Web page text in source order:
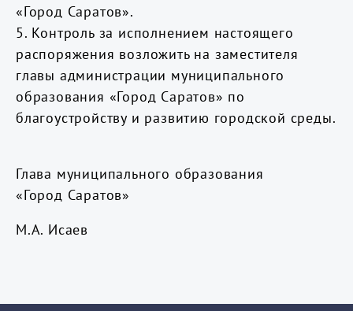
«Город Саратов».
5. Контроль за исполнением настоящего
распоряжения возложить на заместителя
главы администрации муниципального
образования «Город Саратов» по
благоустройству и развитию городской среды.
Глава муниципального образования
«Город Саратов»
М.А. Исаев